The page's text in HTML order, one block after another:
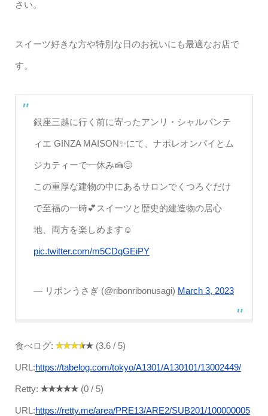
さい。
スイーツ好きな方や特別な日のお祝いにも最適なお店で
す。
銀座三越に行く前に寄ったアンリ・シャルパンテ
ィエ GINZA MAISON✨にて、ナポレオンパイとム
ジカティーで一休み🍰😊
この重厚な建物の中にあるサロンでくつろぐだけ
で至福の一時💕スイーツと歴史的建造物の居心
地、両方を楽しめます☺️
pic.twitter.com/m5CDqGEiPY
— リボンうさぎ (@ribonribonusagi) March 3, 2023
食べログ: (3.6 / 5)
URL:https://tabelog.com/tokyo/A1301/A130101/13002449/
Retty: (0 / 5)
URL:https://retty.me/area/PRE13/ARE2/SUB201/100000005